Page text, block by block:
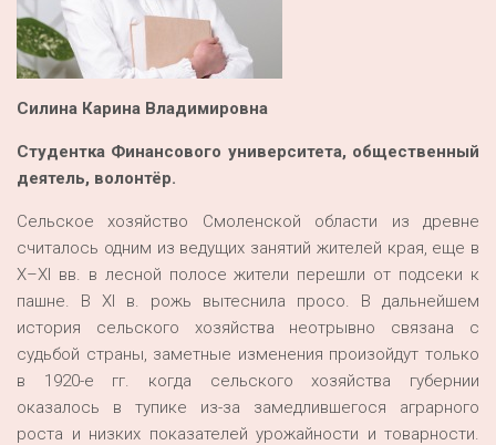
Силина Карина Владимировна
Студентка Финансового университета, общественный
деятель, волонтёр.
Сельское хозяйство Смоленской области из древне
считалось одним из ведущих занятий жителей края, еще в
X–XI вв. в лесной полосе жители перешли от подсеки к
пашне. В XI в. рожь вытеснила просо. В дальнейшем
история сельского хозяйства неотрывно связана с
судьбой страны, заметные изменения произойдут только
в 1920-е гг. когда сельского хозяйства губернии
оказалось в тупике из-за замедлившегося аграрного
роста и низких показателей урожайности и товарности.